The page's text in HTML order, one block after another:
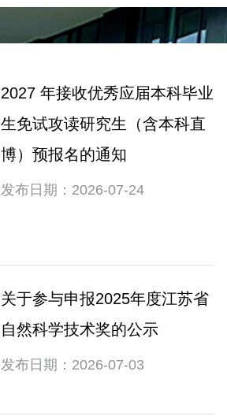
2027 年接收优秀应届本科毕业
生免试攻读研究生（含本科直
博）预报名的通知
发布日期：2026-07-24
关于参与申报2025年度江苏省
自然科学技术奖的公示
发布日期：2026-07-03